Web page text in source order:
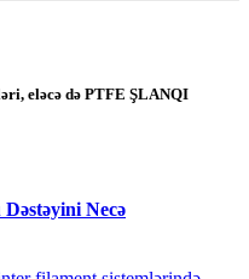
eləcə də PTFE ŞLANQI
Necə